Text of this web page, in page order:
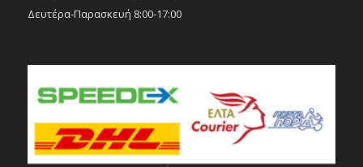
Δευτέρα-Παρασκευή 8:00-17:00